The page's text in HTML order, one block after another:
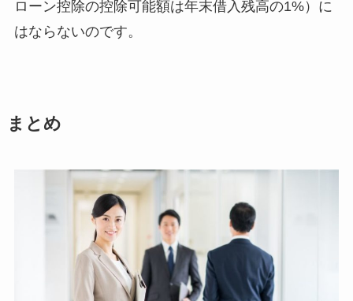
ローン控除の控除可能額は年末借入残高の1%）に
はならないのです。
まとめ